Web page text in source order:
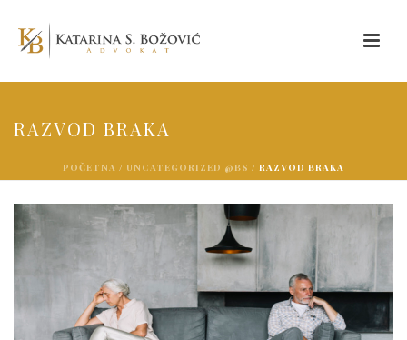
RAZVOD BRAKA
POČETNA / UNCATEGORIZED @BS / RAZVOD BRAKA